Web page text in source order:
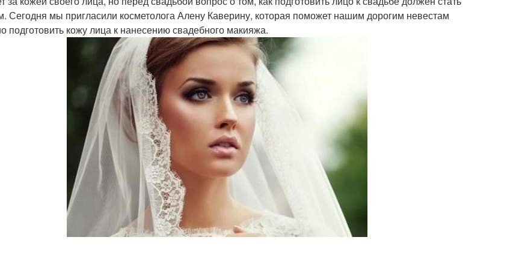
Сегодня мы пригласили косметолога Алену Каверину, которая поможет нашим дорогим невестам
подготовить кожу лица к нанесению свадебного макияжа.